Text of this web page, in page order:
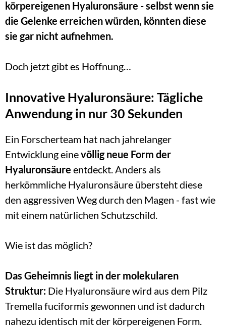
körpereigenen Hyaluronsäure - selbst wenn sie
die Gelenke erreichen würden, könnten diese
sie gar nicht aufnehmen.
Doch jetzt gibt es Hoffnung…
Innovative Hyaluronsäure: Tägliche
Anwendung in nur 30 Sekunden
Ein Forscherteam hat nach jahrelanger
Entwicklung eine völlig neue Form der
Hyaluronsäure entdeckt. Anders als
herkömmliche Hyaluronsäure übersteht diese
den aggressiven Weg durch den Magen - fast wie
mit einem natürlichen Schutzschild.
Wie ist das möglich?
Das Geheimnis liegt in der molekularen
Struktur: Die Hyaluronsäure wird aus dem Pilz
Tremella fuciformis gewonnen und ist dadurch
nahezu identisch mit der körpereigenen Form.